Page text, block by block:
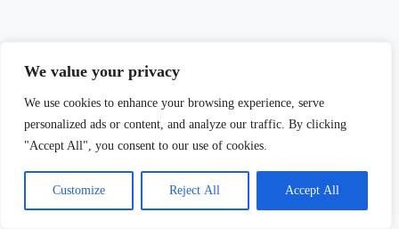
We value your privacy
We use cookies to enhance your browsing experience, serve
personalized ads or content, and analyze our traffic. By clicking
"Accept All", you consent to our use of cookies.
Customize Reject All Accept All